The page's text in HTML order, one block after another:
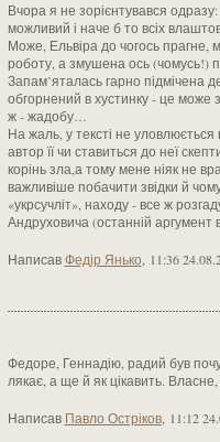
Вчора я не зорієнтувався
можливий і наче б то всіх
Може, Ельвіра до чогось прагне,
роботу, а змушена ось (чомусь!)
Запам’яталась гарно підмічена
обгорнений в хустинку - це може
ж - жадобу…
На жаль, у тексті не уловлюється
автор її чи ставиться до неї
корінь зла,а тому мене ніяк не
важливіше побачити звідки й
«укрсучліт», находу - все ж
Андруховича (останній аргумент
НаписавФедір Янько 11:36
Федоре, Геннадію, радий був
лякає, а ще й як цікавить.
Написав Павло Остріков, 11:12